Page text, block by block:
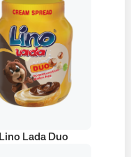
Lino Lada Duo